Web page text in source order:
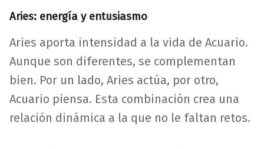
Aries: energía y entusiasmo
Aries aporta intensidad a la vida de Acuario.
Aunque son diferentes, se complementan
bien. Por un lado, Aries actúa, por otro,
Acuario piensa. Esta combinación crea una
relación dinámica a la que no le faltan retos.